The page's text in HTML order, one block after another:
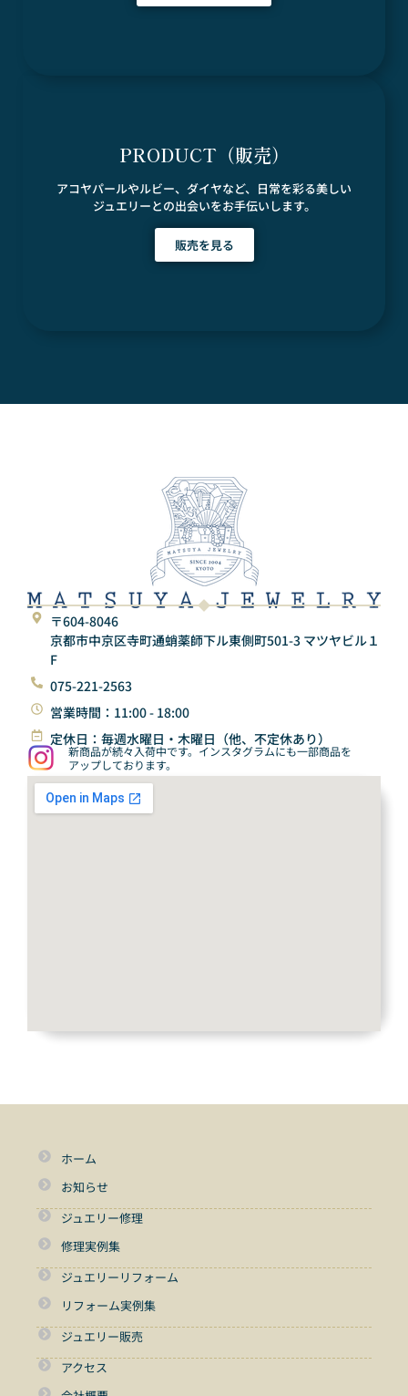
PRODUCT（販売）
アコヤパールやルビー、ダイヤなど、日常を彩る美しい
ジュエリーとの出会いをお手伝いします。
販売を見る
〒604-8046
京都市中京区寺町通蛸薬師下ル東側町501-3 マツヤビル１
F
075-221-2563
営業時間：11:00 - 18:00
定休日：毎週水曜日・木曜日（他、不定休あり）
新商品が続々入荷中です。インスタグラムにも一部商品を
アップしております。
ホーム
お知らせ
ジュエリー修理
修理実例集
ジュエリーリフォーム
リフォーム実例集
ジュエリー販売
アクセス